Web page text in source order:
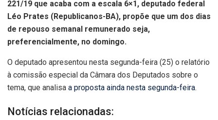
221/19 que acaba com a escala 6×1, deputado federal
Léo Prates (Republicanos-BA), propõe que um dos dias
de repouso semanal remunerado seja,
preferencialmente, no domingo.
O deputado apresentou nesta segunda-feira (25) o relatório
à comissão especial da Câmara dos Deputados sobre o
tema, que analisa a proposta ainda nesta segunda-feira.
Notícias relacionadas: